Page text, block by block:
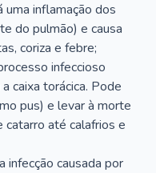
uma inflamação dos
do pulmão) e causa
coriza e febre;
infeccioso
caixa torácica. Pode
pus) e levar à morte
catarro até calafrios e
infecção causada por